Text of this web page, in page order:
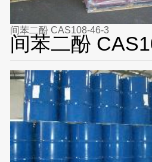
间苯二酚 CAS108-46-3
间苯二酚